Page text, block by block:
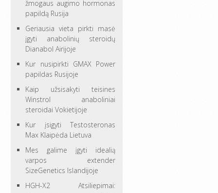
žmogaus augimo hormonas
papildą Rusija
Geriausia vieta pirkti masė
įgyti anabolinių steroidų
Dianabol Airijoje
Kur nusipirkti GMAX Power
papildas Rusijoje
Kaip užsisakyti teisines
Winstrol anaboliniai
steroidai Vokietijoje
Kur įsigyti Testosteronas
Max Klaipėda Lietuva
Mes galime įgyti idealią
varpos extender
SizeGenetics Islandijoje
HGH-X2 Atsiliepimai: